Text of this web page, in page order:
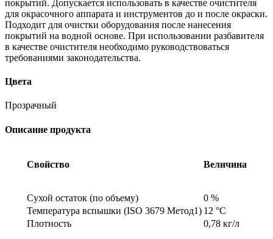
покрытий. Допускается использовать в качестве очистителя
для окрасочного аппарата и инструментов до и после окраски.
Подходит для очистки оборудования после нанесения
покрытий на водной основе. При использовании разбавителя
в качестве очистителя необходимо руководствоваться
требованиями законодательства.
Цвета
Прозрачный
Описание продукта
Свойство Величина
Сухой остаток (по объему)
0 %
Температура вспышки (ISO 3679 Метод1) 12 °C
Плотность
0,78 кг/л